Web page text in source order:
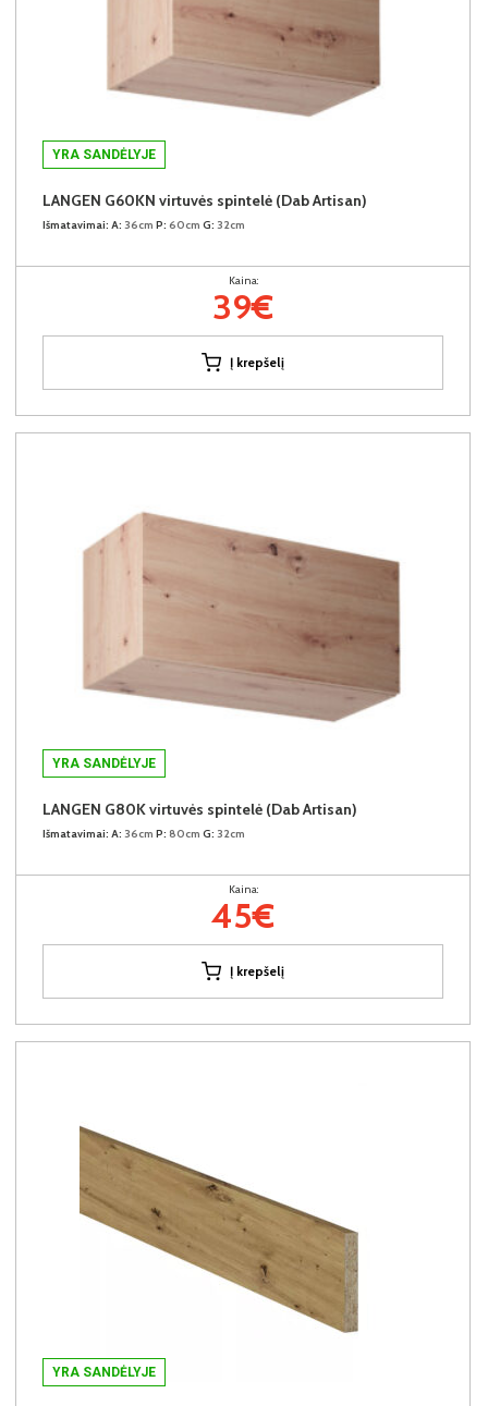
YRA SANDĖLYJE
LANGEN G60KN virtuvės spintelė (Dab Artisan)
Išmatavimai: A: 36cm P: 60cm G: 32cm
Kaina:
39€
Į krepšelį
YRA SANDĖLYJE
LANGEN G80K virtuvės spintelė (Dab Artisan)
Išmatavimai: A: 36cm P: 80cm G: 32cm
Kaina:
45€
Į krepšelį
YRA SANDĖLYJE